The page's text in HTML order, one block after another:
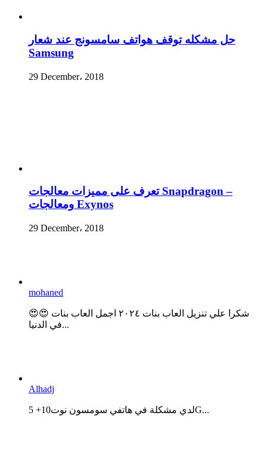
حل مشكله توقف هواتف سامسونج عند شعار
Samsung
29 December، 2018
تعرف على مميزات معالجات Snapdragon –
ومعالجات Exynos
29 December، 2018
mohaned
😍😍 شكرا علي تنزيل العاب بنات ٢٠٢٤ اجمل العاب بنات
في الدنيا...
Alhadj
لدي مشكلة في هاتفي سومسون نوت10+ 5G...